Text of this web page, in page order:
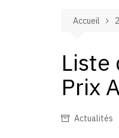
Accueil
Liste
Prix
Actualités